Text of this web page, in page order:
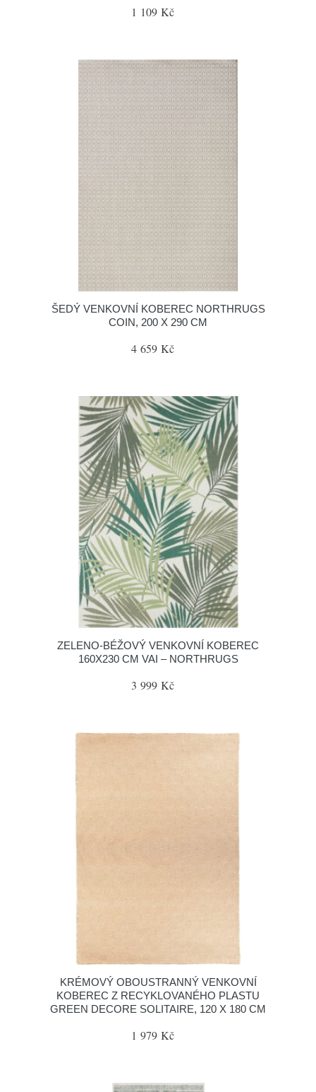
1 109 Kč
ŠEDÝ VENKOVNÍ KOBEREC NORTHRUGS
COIN, 200 X 290 CM
4 659 Kč
ZELENO-BÉŽOVÝ VENKOVNÍ KOBEREC
160X230 CM VAI – NORTHRUGS
3 999 Kč
KRÉMOVÝ OBOUSTRANNÝ VENKOVNÍ
KOBEREC Z RECYKLOVANÉHO PLASTU
GREEN DECORE SOLITAIRE, 120 X 180 CM
1 979 Kč